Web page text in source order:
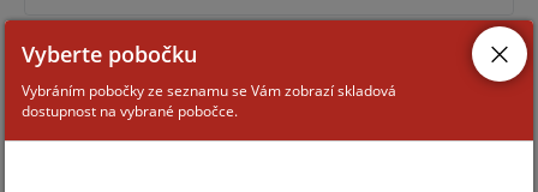
MOUNT CAM B2 (100X136X242)-W
Vyberte pobočku
Vybráním pobočky ze seznamu se Vám zobrazí skladová
dostupnost na vybrané pobočce.